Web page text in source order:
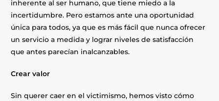
inherente al ser humano, que tiene miedo a la
incertidumbre. Pero estamos ante una oportunidad
única para todos, ya que es más fácil que nunca ofrecer
un servicio a medida y lograr niveles de satisfacción
que antes parecían inalcanzables.
Crear valor
Sin querer caer en el victimismo, hemos visto cómo